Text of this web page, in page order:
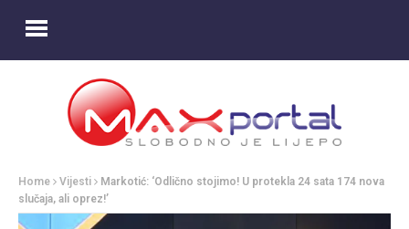
Home Vijesti
Markotić: ‘Odlično stojimo! U protekla 24 sata 174 nova
slučaja, ali oprez!’